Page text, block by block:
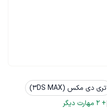
تری دی مکس (3DS MAX)
+
2 مهارت دیگر